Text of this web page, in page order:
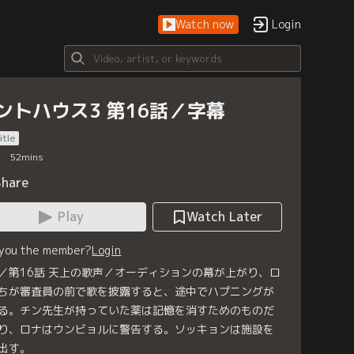
Watch now Login
トハウス3 第16話／字幕
52mins
Play
Watch Later
the member?Login
第16話 天上の歌声／オーディションの幕が上がり、ロ
が審査員の前で歌を披露すると、途中でハプニングが
。チン先生が持っていた薬は記憶を消すためのものだ
、ロナはウンビョルに警告する。ソッキョンは施設を
す。